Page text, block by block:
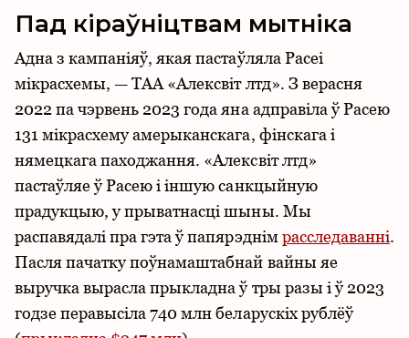
Пад кіраўніцтвам мытніка
Адна з кампаніяў, якая пастаўляла Расеі
мікрасхемы, — ТАА «Алексвіт лтд». З верасня
2022 па чэрвень 2023 года яна адправіла ў Расею
131 мікрасхему амерыканскага, фінскага і
нямецкага паходжання. «Алексвіт лтд»
пастаўляе ў Расею і іншую санкцыйную
прадукцыю, у прыватнасці шыны. Мы
распавядалі пра гэта ў папярэднімрасследаванні.
Пасля пачатку поўнамаштабнай вайны яе
выручка вырасла прыкладна ў тры разы і ў 2023
годзе перавысіла 740 млн беларускіх рублёў